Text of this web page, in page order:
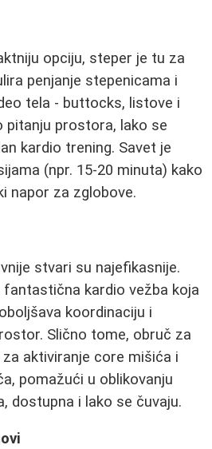
opciju, steper je tu za
penjanje stepenicama i
tela - buttocks, listove i
pitanju prostora, lako se
kardio trening. Savet je
(npr. 15-20 minuta) kako
napor za zglobove.
stvari su najefikasnije.
fantastična kardio vežba koja
koordinaciju i
Slično tome, obruč za
aktiviranje core mišića i
pomažući u oblikovanju
dostupna i lako se čuvaju.